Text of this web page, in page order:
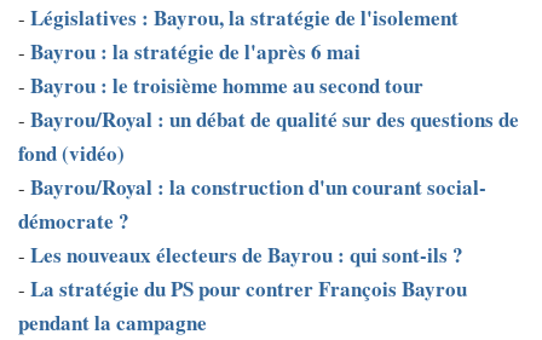
- Législatives : Bayrou, la stratégie de l'isolement
- Bayrou : la stratégie de l'après 6 mai
- Bayrou : le troisième homme au second tour
- Bayrou/Royal : un débat de qualité sur des questions de
fond (vidéo)
- Bayrou/Royal : la construction d'un courant social-
démocrate ?
- Les nouveaux électeurs de Bayrou : qui sont-ils ?
- La stratégie du PS pour contrer François Bayrou
pendant la campagne